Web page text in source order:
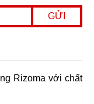
Rizoma với chất